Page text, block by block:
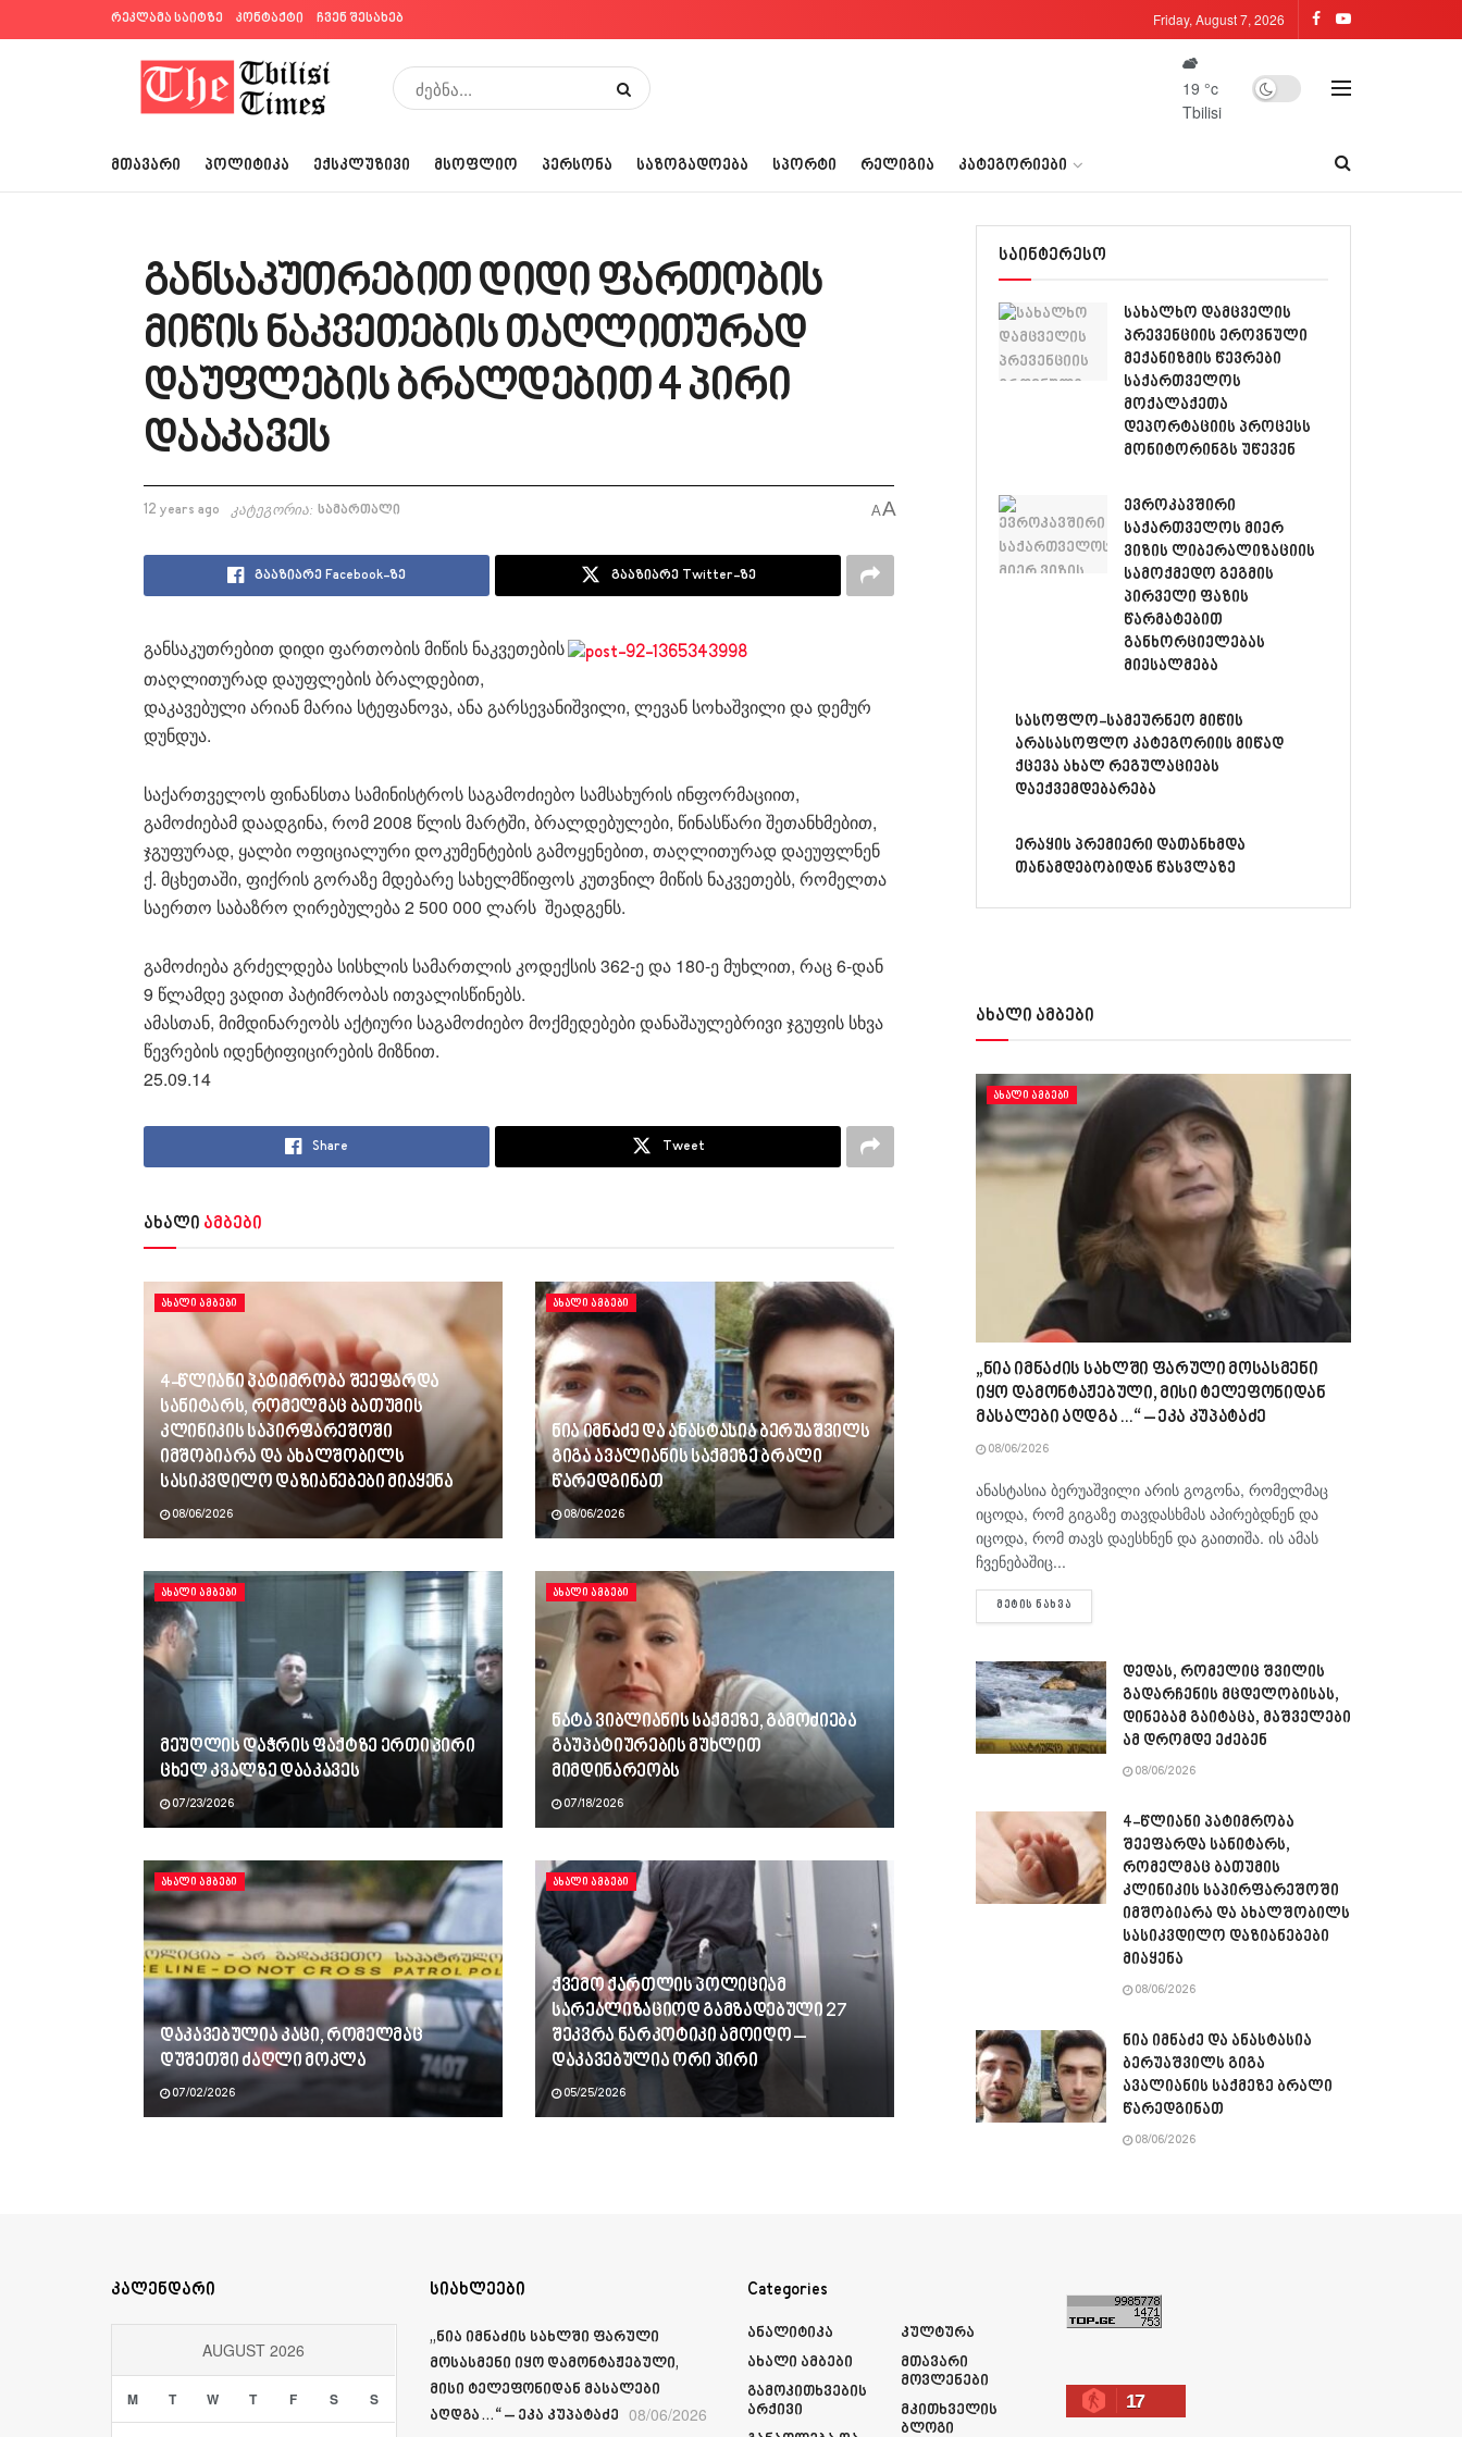
რეკლამა საიტზე კონტაქტი ჩვენ შესახებ Friday, August 7, 2026
19 °c
Tbilisi
ᲛᲗᲐᲕᲐᲠᲘ ᲞᲝᲚᲘᲢᲘᲙᲐ ᲔᲥᲡᲙᲚᲣᲖᲘᲕᲘ ᲛᲡᲝᲤᲚᲘᲝ ᲞᲔᲠᲡᲝᲜᲐ ᲡᲐᲖᲝᲒᲐᲓᲝᲔᲑᲐ ᲡᲞᲝᲠᲢᲘ ᲠᲔᲚᲘᲒᲘᲐ ᲙᲐᲢᲔᲒᲝᲠᲘᲔᲑᲘ
განსაკუთრებით დიდი ფართობის
მიწის ნაკვეთების თაღლითურად
დაუფლების ბრალდებით 4 პირი
დააკავეს
12 years ago კატეგორია: სამართალი AA
გააზიარე Facebook-ზე გააზიარე Twitter-ზე
განსაკუთრებით დიდი ფართობის მიწის ნაკვეთების
თაღლითურად დაუფლების ბრალდებით,
დაკავებული არიან მარია სტეფანოვა, ანა გარსევანიშვილი, ლევან სოხაშვილი და დემურ
დუნდუა.
საქართველოს ფინანსთა სამინისტროს საგამოძიებო სამსახურის ინფორმაციით,
გამოძიებამ დაადგინა, რომ 2008 წლის მარტში, ბრალდებულები, წინასწარი შეთანხმებით,
ჯგუფურად, ყალბი ოფიციალური დოკუმენტების გამოყენებით, თაღლითურად დაეუფლნენ
ქ. მცხეთაში, ფიქრის გორაზე მდებარე სახელმწიფოს კუთვნილ მიწის ნაკვეთებს, რომელთა
საერთო საბაზრო ღირებულება 2 500 000 ლარს შეადგენს.
გამოძიება გრძელდება სისხლის სამართლის კოდექსის 362-ე და 180-ე მუხლით, რაც 6-დან
9 წლამდე ვადით პატიმრობას ითვალისწინებს.
ამასთან, მიმდინარეობს აქტიური საგამოძიებო მოქმედებები დანაშაულებრივი ჯგუფის სხვა
წევრების იდენტიფიცირების მიზნით.
25.09.14
Share Tweet
ახალი ამბები
ᲐᲮᲐᲚᲘ ᲐᲛᲑᲔᲑᲘ
4-წლიანი პატიმრობა შეეფარდა
სანიტარს, რომელმაც ბათუმის
კლინიკის საპირფარეშოში
იმშობიარა და ახალშობილს
სასიკვდილო დაზიანებები მიაყენა
08/06/2026
ᲐᲮᲐᲚᲘ ᲐᲛᲑᲔᲑᲘ
ნია იმნაძე და ანასტასია ბერუაშვილს
გიგა ავალიანის საქმეზე ბრალი
წარედგინათ
08/06/2026
ᲐᲮᲐᲚᲘ ᲐᲛᲑᲔᲑᲘ
მეუღლის დაჭრის ფაქტზე ერთი პირი
ცხელ კვალზე დააკავეს
07/23/2026
ᲐᲮᲐᲚᲘ ᲐᲛᲑᲔᲑᲘ
ნატა ვიბლიანის საქმეზე, გამოძიება
გაუპატიურების მუხლით
მიმდინარეობს
07/18/2026
ᲐᲮᲐᲚᲘ ᲐᲛᲑᲔᲑᲘ
დაკავებულია კაცი, რომელმაც
დუშეთში ძაღლი მოკლა
07/02/2026
ᲐᲮᲐᲚᲘ ᲐᲛᲑᲔᲑᲘ
ქვემო ქართლის პოლიციამ
სარეალიზაციოდ გამზადებული 27
შეკვრა ნარკოტიკი ამოიღო –
დაკავებულია ორი პირი
05/25/2026
საინტერესო
სახალხო დამცველის
პრევენციის ეროვნული
მექანიზმის წევრები
საქართველოს
მოქალაქეთა
დეპორტაციის პროცესს
მონიტორინგს უწევენ
ევროკავშირი
საქართველოს მიერ
ვიზის ლიბერალიზაციის
სამოქმედო გეგმის
პირველი ფაზის
წარმატებით
განხორციელებას
მიესალმება
სასოფლო-სამეურნეო მიწის
არასასოფლო კატეგორიის მიწად
ქცევა ახალ რეგულაციებს
დაექვემდებარება
ერაყის პრემიერი დათანხმდა
თანამდებობიდან წასვლაზე
ახალი ამბები
ᲐᲮᲐᲚᲘ ᲐᲛᲑᲔᲑᲘ
„ნია იმნაძის სახლში ფარული მოსასმენი
იყო დამონტაჟებული, მისი ტელეფონიდან
მასალები აღდგა…“ – ეკა კუპატაძე
08/06/2026
ანასტასია ბერუაშვილი არის გოგონა, რომელმაც
იცოდა, რომ გიგაზე თავდასხმას აპირებდნენ და
იცოდა, რომ თავს დაესხნენ და გაითიშა. ის ამას
ჩვენებაშიც...
ᲛᲔᲢᲘᲡ ᲜᲐᲮᲕᲐ
დედას, რომელიც შვილის
გადარჩენის მცდელობისას,
დინებამ გაიტაცა, მაშველები
ამ დრომდე ეძებენ
08/06/2026
4-წლიანი პატიმრობა
შეეფარდა სანიტარს,
რომელმაც ბათუმის
კლინიკის საპირფარეშოში
იმშობიარა და ახალშობილს
სასიკვდილო დაზიანებები
მიაყენა
08/06/2026
ნია იმნაძე და ანასტასია
ბერუაშვილს გიგა
ავალიანის საქმეზე ბრალი
წარედგინათ
08/06/2026
კალენდარი
AUGUST 2026
M T W T F S S
სიახლეები
„ნია იმნაძის სახლში ფარული
მოსასმენი იყო დამონტაჟებული,
მისი ტელეფონიდან მასალები
აღდგა…“ – ეკა კუპატაძე 08/06/2026
Categories
Ანალიტიკა
Ახალი Ამბები
Გამოკითხვების
Არქივი
Კულტურა
Მთავარი
Მოვლენები
Მკითხველის
Ბლოგი
17